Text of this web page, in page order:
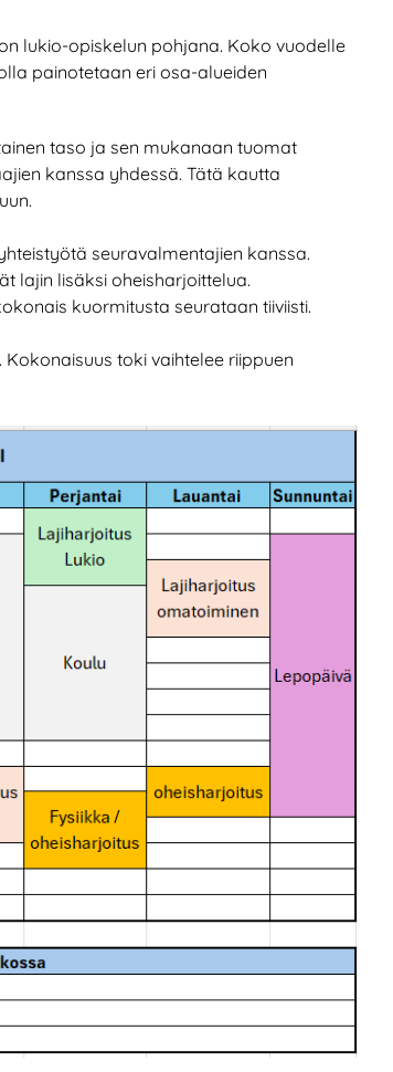
lukio-opiskelun pohjana. Koko vuodelle
painotetaan eri osa-alueiden
taso ja sen mukanaan tuomat
kanssa yhdessä. Tätä kautta
seuravalmentajien kanssa.
lajin lisäksi oheisharjoittelua.
kuormitusta seurataan tiiviisti.
toki vaihtelee riippuen